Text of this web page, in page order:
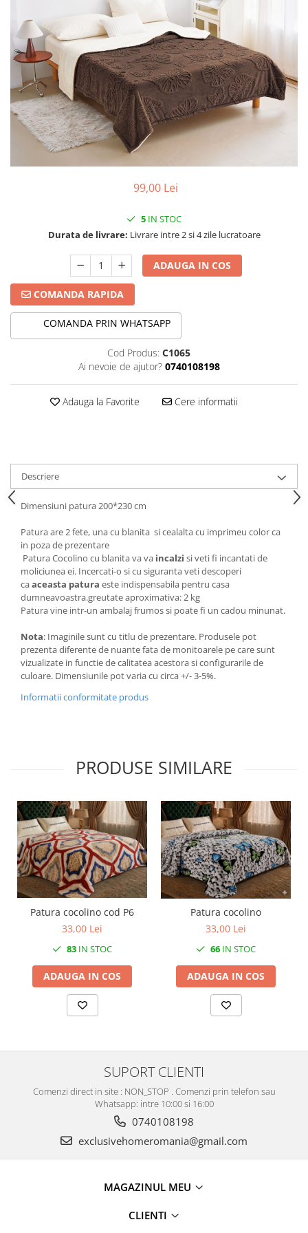
99,00 Lei
5 IN STOC
Durata de livrare: Livrare intre 2 si 4 zile lucratoare
ADAUGA IN COS
COMANDA RAPIDA
COMANDA PRIN WHATSAPP
Cod Produs: C1065
Ai nevoie de ajutor? 0740108198
Adauga la Favorite Cere informatii
Descriere
Dimensiuni patura 200*230 cm
Patura are 2 fete, una cu blanita si cealalta cu imprimeu color ca
in poza de prezentare
Patura Cocolino cu blanita va va incalzi si veti fi incantati de
moliciunea ei. Incercati-o si cu siguranta veti descoperi
caaceasta patura este indispensabila pentru casa
dumneavoastra.greutate aproximativa: 2 kg
Patura vine intr-un ambalaj frumos si poate fi un cadou minunat.
Nota: Imaginile sunt cu titlu de prezentare. Produsele pot
prezenta diferente de nuante fata de monitoarele pe care sunt
vizualizate in functie de calitatea acestora si configurarile de
culoare. Dimensiunile pot varia cu circa +/- 3-5%.
Informatii conformitate produs
PRODUSE SIMILARE
Patura cocolino cod P6
33,00 Lei
83 IN STOC
ADAUGA IN COS
Patura cocolino
33,00 Lei
66 IN STOC
ADAUGA IN COS
SUPORT CLIENTI
Comenzi direct in site : NON_STOP . Comenzi prin telefon sau
Whatsapp: intre 10:00 si 16:00
0740108198
exclusivehomeromania@gmail.com
MAGAZINUL MEU
CLIENTI